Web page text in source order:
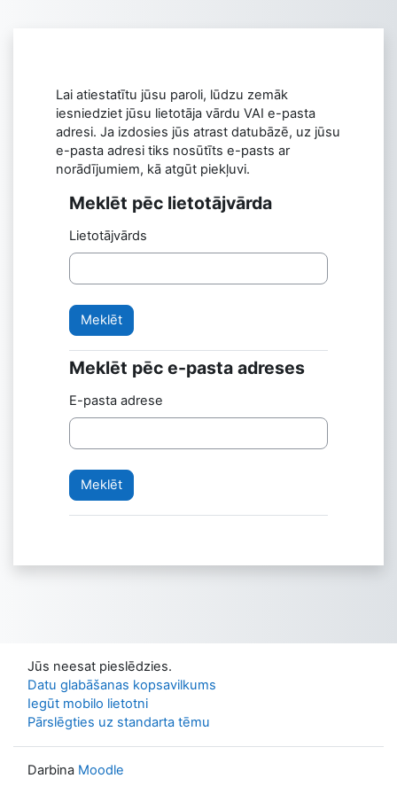
Lai atiestatītu jūsu paroli, lūdzu zemāk
iesniedziet jūsu lietotāja vārdu VAI e-pasta
adresi. Ja izdosies jūs atrast datubāzē, uz jūsu
e-pasta adresi tiks nosūtīts e-pasts ar
norādījumiem, kā atgūt piekļuvi.
Meklēt pēc lietotājvārda
Meklēt pēc lietotājvārda
Lietotājvārds
Meklēt pēc e-pasta adreses
Meklēt pēc e-pasta adreses
E-pasta adrese
Jūs neesat pieslēdzies.
Datu glabāšanas kopsavilkums
Iegūt mobilo lietotni
Pārslēgties uz standarta tēmu
Darbina Moodle